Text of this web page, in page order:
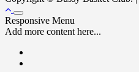
Responsive Menu
Add more content here...